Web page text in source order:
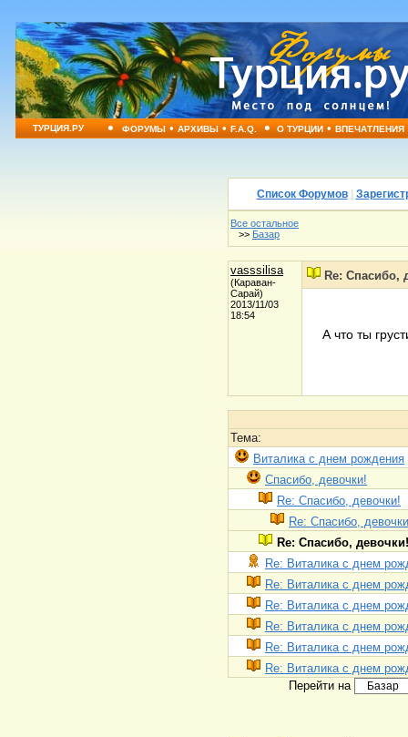
ТУРЦИЯ.РУ • ФОРУМЫ•АРХИВЫ•F.A.Q. • О ТУРЦИИ•ВПЕЧАТЛЕНИЯ
Список Форумов|
Все остальное
>> Базар
vasssilisa
(Караван-
Сарай)
2013/11/03
18:54
Re: Спасибо,
А что ты
Тема:
Виталика с днем рождения
Спасибо, девочки!
Re: Спасибо, девочки!
Re: Спасибо,
Re: Спасибо, девочки!
Re: Виталика с днем
Re: Виталика с днем
Re: Виталика с днем
Re: Виталика с днем
Re: Виталика с днем
Re: Виталика с днем
Перейти на